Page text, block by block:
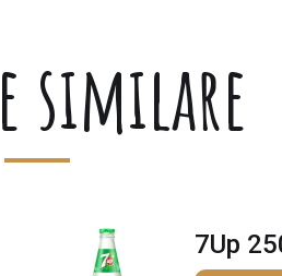
similare
7Up